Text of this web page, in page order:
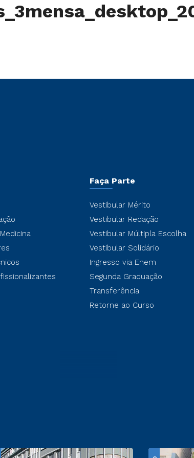
Faça Parte
Vestibular Mérito
Vestibular Redação
Vestibular Múltipla Escolha
Vestibular Solidário
Ingresso via Enem
Segunda Graduação
Transferência
Retorne ao Curso